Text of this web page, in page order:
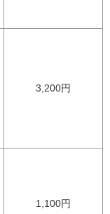
3,200円
1,100円